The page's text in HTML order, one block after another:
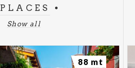
PLACES
Show all
88 mt